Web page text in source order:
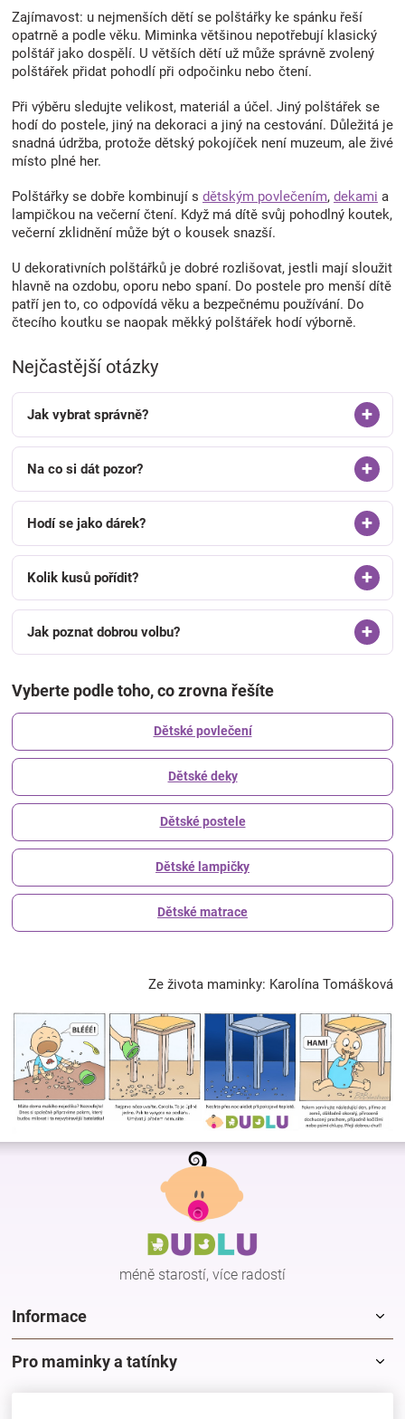
r
v
k
y
v
p
i
s
Zajímavost: u nejmenších dětí se polštářky ke spánku řeší
opatrně a podle věku. Miminka většinou nepotřebují klasický
polštář jako dospělí. U větších dětí už může správně zvolený
polštářek přidat pohodlí při odpočinku nebo čtení.
Při výběru sledujte velikost, materiál a účel. Jiný polštářek se
hodí do postele, jiný na dekoraci a jiný na cestování. Důležitá je
snadná údržba, protože dětský pokojíček není muzeum, ale živé
místo plné her.
Polštářky se dobře kombinují s dětským povlečením, dekami a
lampičkou na večerní čtení. Když má dítě svůj pohodlný koutek,
večerní zklidnění může být o kousek snazší.
U dekorativních polštářků je dobré rozlišovat, jestli mají sloužit
hlavně na ozdobu, oporu nebo spaní. Do postele pro menší dítě
patří jen to, co odpovídá věku a bezpečnému používání. Do
čtecího koutku se naopak měkký polštářek hodí výborně.
Nejčastější otázky
Jak vybrat správně?
Na co si dát pozor?
Hodí se jako dárek?
Kolik kusů pořídit?
Jak poznat dobrou volbu?
Vyberte podle toho, co zrovna řešíte
Dětské povlečení
Dětské deky
Dětské postele
Dětské lampičky
Dětské matrace
Ze života maminky: Karolína Tomášková
Z
méně starostí, více radostí
Informace
Pro maminky a tatínky